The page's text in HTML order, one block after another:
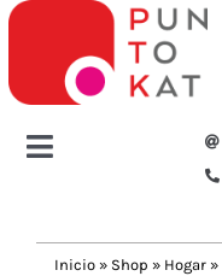
Saltar
contenido
Toggle
Inicio » Shop » Hogar »